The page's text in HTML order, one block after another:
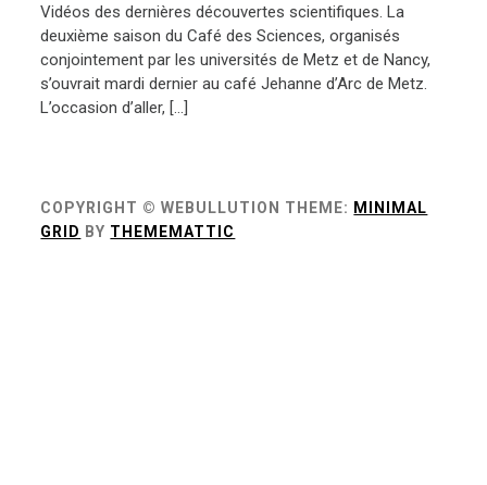
Vidéos des dernières découvertes scientifiques. La
deuxième saison du Café des Sciences, organisés
conjointement par les universités de Metz et de Nancy,
s’ouvrait mardi dernier au café Jehanne d’Arc de Metz.
L’occasion d’aller, […]
COPYRIGHT © WEBULLUTION THEME: MINIMAL
GRID BY THEMEMATTIC